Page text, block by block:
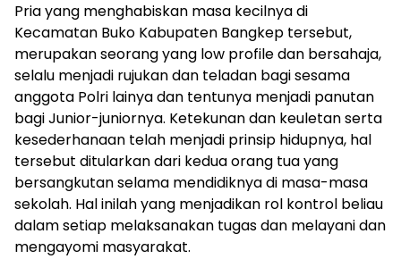
Pria yang menghabiskan masa kecilnya di
Kecamatan Buko Kabupaten Bangkep tersebut,
merupakan seorang yang low profile dan bersahaja,
selalu menjadi rujukan dan teladan bagi sesama
anggota Polri lainya dan tentunya menjadi panutan
bagi Junior-juniornya. Ketekunan dan keuletan serta
kesederhanaan telah menjadi prinsip hidupnya, hal
tersebut ditularkan dari kedua orang tua yang
bersangkutan selama mendidiknya di masa-masa
sekolah. Hal inilah yang menjadikan rol kontrol beliau
dalam setiap melaksanakan tugas dan melayani dan
mengayomi masyarakat.